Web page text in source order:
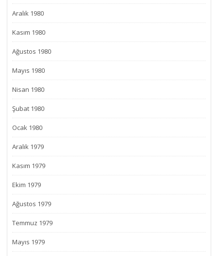
Aralık 1980
Kasım 1980
Ağustos 1980
Mayıs 1980
Nisan 1980
Şubat 1980
Ocak 1980
Aralık 1979
Kasım 1979
Ekim 1979
Ağustos 1979
Temmuz 1979
Mayıs 1979